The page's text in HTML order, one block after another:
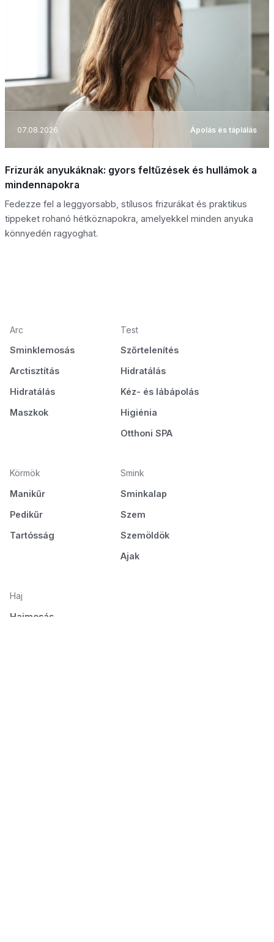
07.08.2026 Ápolás és táplálás
Frizurák anyukáknak: gyors feltűzések és hullámok a
mindennapokra
Fedezze fel a leggyorsabb, stílusos frizurákat és praktikus
tippeket rohanó hétköznapokra, amelyekkel minden anyuka
könnyedén ragyoghat.
Arc
Sminklemosás
Arctisztítás
Hidratálás
Maszkok
Test
Szőrtelenítés
Hidratálás
Kéz- és lábápolás
Higiénia
Otthoni SPA
Körmök
Manikűr
Pedikűr
Tartósság
Smink
Sminkalap
Szem
Szemöldök
Ajak
Haj
Hajmosás